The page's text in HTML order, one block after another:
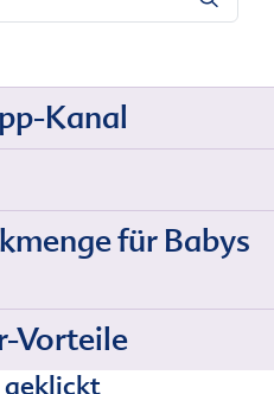
Kanal
für Babys
Vorteile